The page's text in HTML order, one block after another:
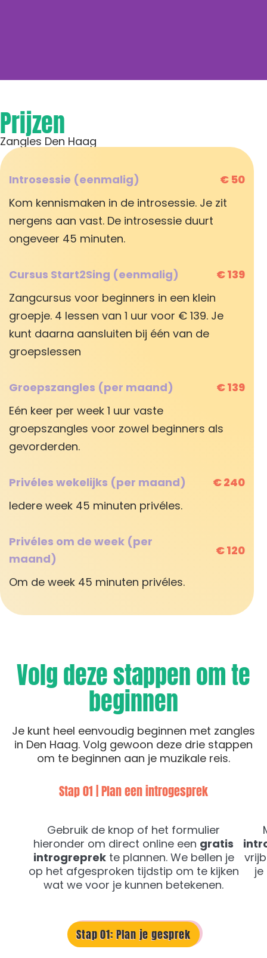
Prijzen
Zangles Den Haag
Introsessie (eenmalig)
€ 50
Kom kennismaken in de introsessie. Je zit
nergens aan vast. De introsessie duurt
ongeveer 45 minuten.
Cursus Start2Sing (eenmalig)
€ 139
Zangcursus voor beginners in een klein
groepje. 4 lessen van 1 uur voor € 139. Je
kunt daarna aansluiten bij één van de
groepslessen
Groepszangles (per maand)
€ 139
Eén keer per week 1 uur vaste
groepszangles voor zowel beginners als
gevorderden.
Privéles wekelijks (per maand)
€ 240
Iedere week 45 minuten privéles.
Privéles om de week (per
maand)
€ 120
Om de week 45 minuten privéles.
Volg deze stappen om te
beginnen
Je kunt heel eenvoudig beginnen met zangles
in Den Haag. Volg gewoon deze drie stappen
om te beginnen aan je muzikale reis.
Stap 01 | Plan een introgesprek
Gebruik de knop of het formulier
hieronder om direct online een gratis
introgreprekte plannen. We bellen je
op het afgesproken tijdstip om te kijken
wat we voor je kunnen betekenen.
je
Stap 01: Plan je gesprek